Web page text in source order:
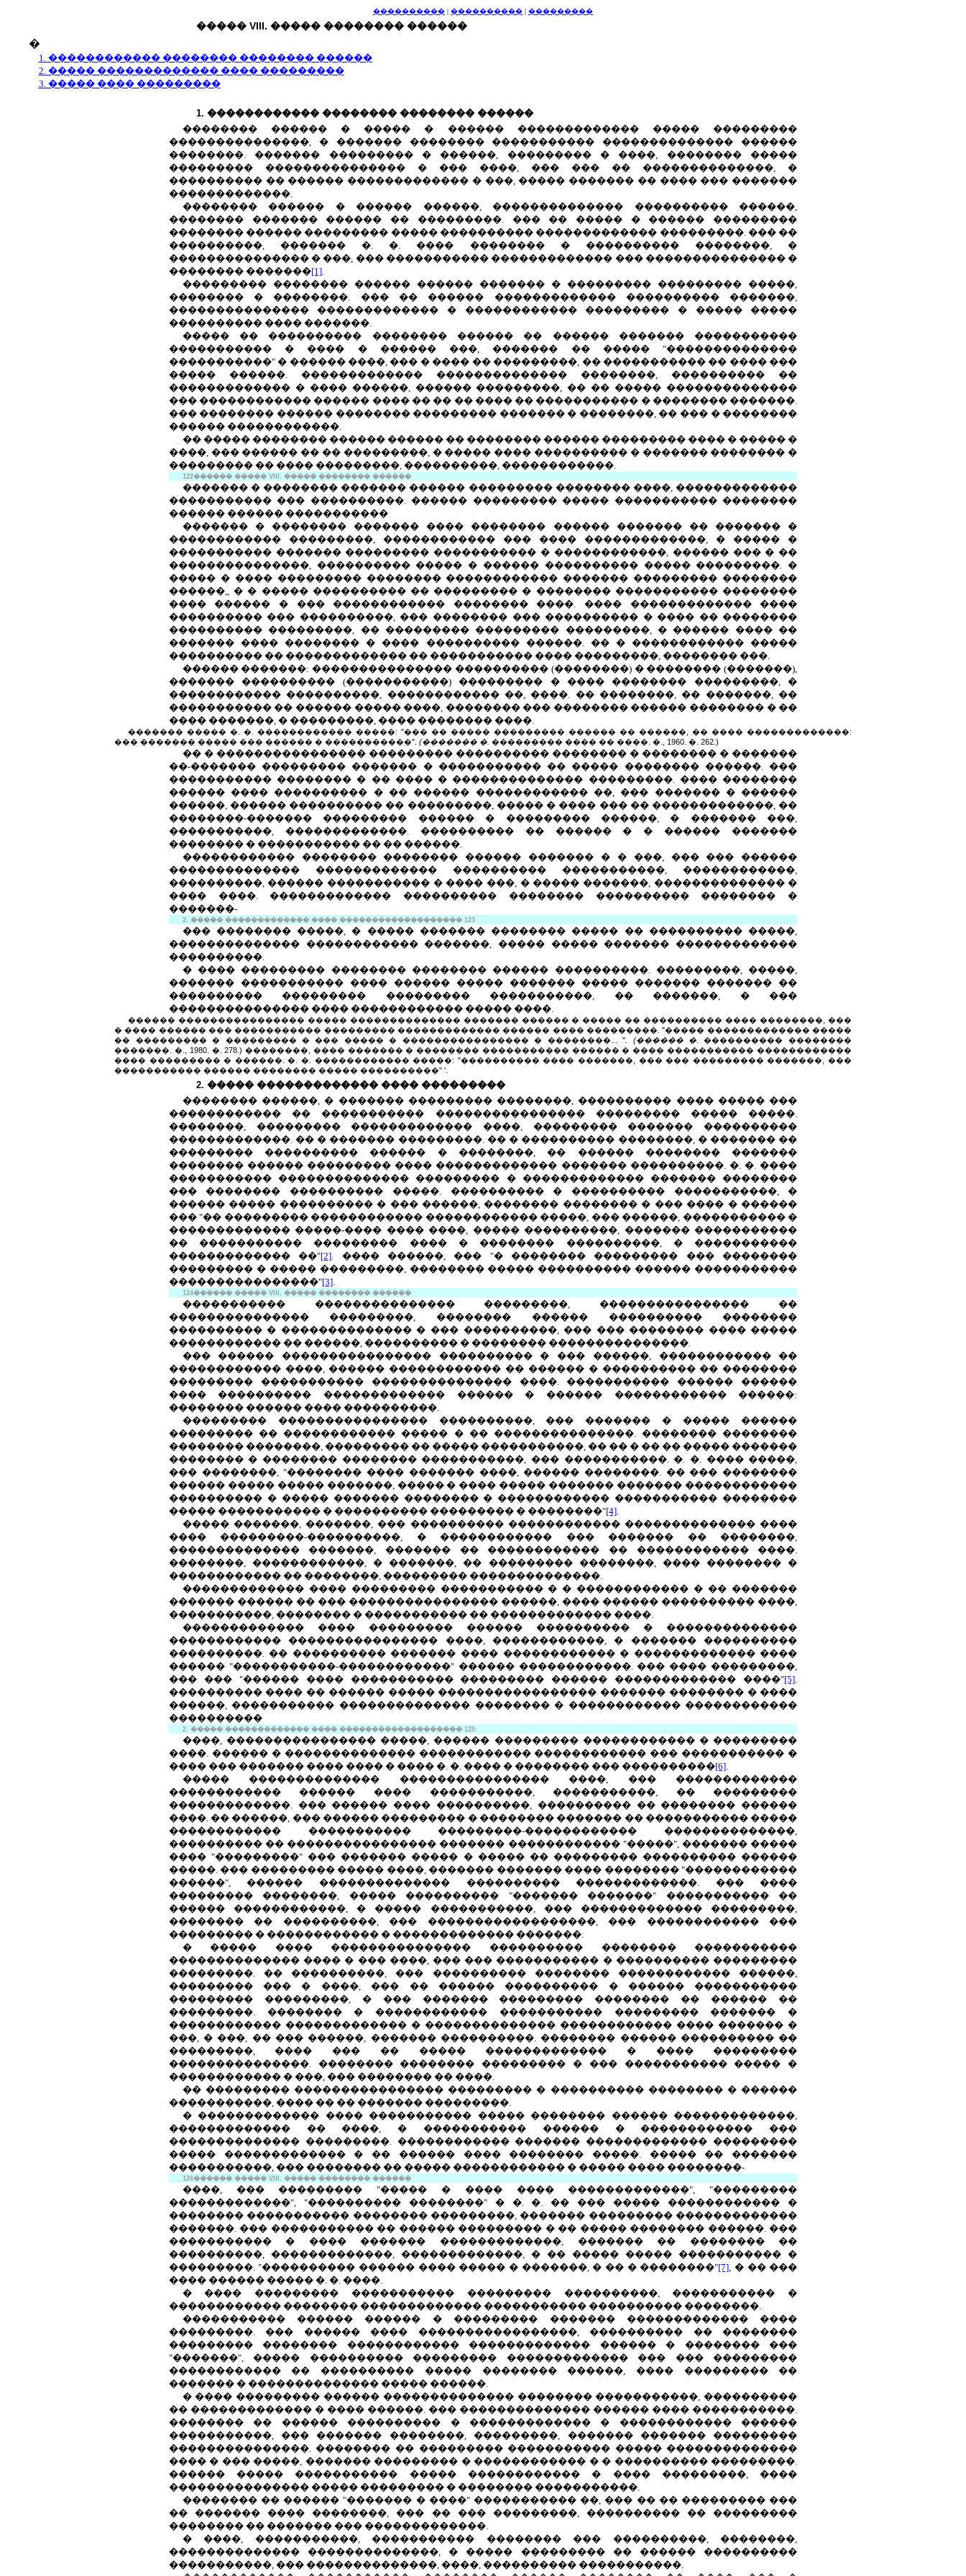
���������� | ���������� | ���������
����� VIII. ����� �������� ������
�
1. ������������ �������� �������� ������
2. ����� ������������� ���� ���������
3. ����� ���� ���������
1. ������������ �������� �������� ������
�������� ������ � ����� � ������ ������������� ����� ���������
���������������, � ������� �������� ����������� �������������� ������
��������. ������� ��������� � ������, ��������� � ����, �������� �����
��������� ��������������� � ��� ����, ��� ��� �� ��������������, �
���������� �� ������ ������������� � ���, ����� ������� �� ���� ��� �������
�������������.
�������� ������ � ������ ������, �������������� ���������� ������,
�������� ������� ������ �� ���������. ��� �� ����� � ������ ���������
�������� ������ ��������� ����� ���������� ������������� ���������. ��� ��
����������, ������� �. �. ���� �������� � ���������� ��������, �
��������������� � ���, ��� ����������� ������������� ��� ��������������� �
�������� �������[1].
��������� �������� ������ ������ ������� � ��������� ��������� �����,
�������� � ��������. ��� �� ������ ������������� ���������� �������,
��������������� ������������� � ������������ ��������� � ����� �����
���������� ���� �������.
����� �� ���������� �������� ������ �� ������ ������� �����������
����������� � ���� � ������ ���, ������� �� ����� "��������������
�����������" � ������ ����, ��� � ���� �� ���������, �� ����������� �� ���� ���
����� ������. ������������� �������������� ��������, ���������� ��
������������� � ���� ������, ������ ���������, �� �� ����� ��������������
��� ������������ ������ ���� �� �� �� ���� �� ����������� � �������� �������.
��� �������� ������ �������� ��������� ������� � ��������, �� ��� � ��������
������ ������������.
�� ����� �������� ������ ������ �� �������� ������ ��������� ���� � ����� �
����, ��� ������ �� �� ���������, � ����� ���� ���������� � ������� �������� �
��������� �� ���� ���������, ����������, ������������.
122������ ����� VIII . ����� �������� ������
������� � �������� ������� ������ ��������� �������� ����, �������������
����������� ��� ����������. ������ ��������� ����� ����������� ��������
������ ������ �����������
������� � �������� ������� ���� �������� ������ ������� �� ������� �
������������ ���������, ������������ ��� ���� �������������, � ����� �
����������� ������� ��������� ����������� � ������������, ������ ��� � ��
���������������, ���������� ����� � ������ ���������� ����� ���������. �
����� � ���� ��������� �������� ������������ ������� ��������� ��������
������,, � � ����� ���������� �� ��������� � �������� ����������� ��������
���� ������ � ��� ������������ �������� ����. ���� ������������� ����
���������� ��� ����������, ��� �������� ��� ���������� � ���� �� ��������
���������� ���������, �� ��������� ��������� ���������, � ������ ���� ��
������� ���� �������� � ���� ���������� ������. �� � ������������ �����
���������� �� ������������� �� ����������� ���� ���������, �������� ���.
������ �������: ��������������� ���������� (��������) � �������� (�������),
������� ���������� (�����������) ��������� � ���� �������� ���������, �
������������ ����������, ������������ ��, ����. �� ��������, �� �������, ��
����������� �� ������ ����� ����, �������� ��� �������� ������ �������� � ��
���� �������, � ���������, ���� �������� ����.
������� ����� �. �. ������������ �����: "��� �� ����� ��������� ������ �� ������, �� ���� �������������:
��� ������� ����� ��� ������ � �����������".(������� �.��������� ���� �� ����. �., 1960. �. 262.)
�� � ���������������� ��������� ���������� �������� � �������� � �������
��-������� ��������� ������� � ����������� �� ����� �������� ������. ���
����������� �������� � �� ���� � �������������� ���������. ���� ��������
������ ���� ���������� � �� ������ ������������ ��, ��� ������� � ������
������, ������ ���������� �� ���������, ����� � ���� ��� �� �������������, ��
��������-������� ��������� ������ � ��������� ������, � ������� ���,
�����������, �������������. ���������� �� ������ � � ������ �������
�������� � ����������� �� �� ������.
������������ �������� �������� ������ ������� � � ���, ��� ��� ������
�������������� ������������� ���������� �����������, ������������,
����������, ������ ����������� � ���� ���, � ����� �������, �������������� �
���� ����. ������������� ���������� �������� ���������� �������� �
�������-
2. ����� ������������� ���� ������������������� 123
��� �������� �����, � ����� ������� �������� ����� �� ���������� �����,
�������������� ������������ �������, ����� ����� ������� �������������
����������.
� ���� ��������� �������� �������� ������ ����������. ���������, �����,
������� ����������� ���� ������ ����� ������� ����� ������� ������� ��
���������� ��������� ��������� �����������, �� �������, � ���
��������������� ���� ������������ ����� ����.
������ ���������������� ����� �������������� ������� ������ � ����� �� ���������� ���� ��������, ���
� ���� ������ ��� ����������� ��������� ������������� ������ ���� ���������. "����� ������������� �����
�� ��������� � ��������� � ��� ����� � ���������������� � ��������... ". (������ �.���������� ��������
�������. �., 1980. �. 278.) ��������, ���� ������� � �������� ����������� ������ � ���� ����������� ������������
���� ��������� � ������. �. �. ������������ �����: "���������� ���� �������, ��� ��� ��������� �������, ���
����������� ������ �������� ����� ����������" '.
2. ����� ������������� ���� ���������
�������� ������, � ������� ��������� ��������, ���������� ���� ����� ���
������������ �� ����������� ���������������� ��������� ����� �����.
��������, ��������� ������������� ����, ��������� ������� ����������
�������������. �� � ������� ���������. �� � ���������� ��������, � ������� ��
��������� ���������� ������ � ��������, �� ������ �������� �������
�������� ������ ��������� ���� ������������� ������� ����������. �. �. ����
����������� �������������� ��������� � ������������� ������� ��������
��� �������� ���������� �����. ���������� � ���������� �����������, �
������ ����� ���������� � ��� ������, �������� �������� � ��� ���� � ������
��� "�� ��������� ������������ ������������ �����, ��� ������, ����������� �
������������� �����-���� ���� ����, ����� ����������, ������� �����������
�� ����������� ��������� ���� � �������� ����������, � �����������
������������� ��"[2]. ���� ������, ��� "� �������� ��������� ��� ��������
��������� � ����� ���������, �������� ����� ���������� ������ �����������
����������������"[3].
124������ ����� VIII . ����� �������� ������
����������� ��������������� ���������, ���������������� ��
��������������� ���������, �������� ������ ���������� ��������
���������� � �������������� � ��� ����������, ��� ��� �������� ���� �����
������������ �� ������, ���������� � �������� ���������������.
��� ������ ���������������� ���������� � ��� ������, ������������ ��
������������ ����, ������ ������������ �� ������ � ���������� �� ��������
��������� ����������� ��������������� ����. ����������� ������ ������
���� ���������� ������������� ������ � ������ ������������ ������:
�������� ������ ���� ����������.
��������� ���������������� ����������, ��� ������� � ����� ������
��������� �� ������������ ����� � �� ���������������. �������� ��������
�������� ��������, ��������� �� ����� �����������, �� �� � �� �� ����� �������
�������� � �������� �������� �����������, ��� �����������. �. �. ���� �����,
��� ��������, "�������� ���� ������� ����, ������ ��������. �� ��� ��������
������ ����� ����� �������, ����� � ���� ����� ������� ������� ������������
���������� � ����� ������� �������� � ������������ ����������� ��������
����� ����������� � ���������� ��������� � ��������"[4].
����� �������, �������, ��� ���������� ������������ �������������� ����
���� ���������-����������, � ������������ ��� ������� �� ��������,
�������������� �������, ������� �� ������������ �� ������������ ����.
��������, ������������, � �������, �� ��������� ��������, ���� �������� �
������������ �� ��������, ��������� ��������������.
������������� ���� ��������� ����������� � � ������������ � �� �������
������� ������ �� ��� ���������������� ������, ���� ������ ���������� ����,
�����������, �������� � ����������� �� ������������� ����.
������������� ���� ��������� ������ ���������� � ��������������
������������ ���������������� ����, ������������, � ������� ����������
����������. �� ���������� ������� ���� ������������ � ������������� ����
������ "�����������-������������" ������ ������������. ��� ���� ���������,
��� ��� "������ ���� ����������� ��������� ������ ������������� ����"[5].
���������� ���� �� ������ ����� ����������������� ������� �������� � ����
������, ����������� �������������� �������� � ������������ ������������
����������
2. ����� ������������� ���� ������������������� 125
����, ���������������� �����, ������ ��������� ������������ � ���������
����. ������ � �������������� ������������ ������������ ��� ����������� �
���� ��� ������� ���� ���� � ���� �. �. ���� � �������� ��� ����������[6].
����� �������������� ���������������� ����, ��� �������������
������������ ������ ���� �����������, �����������, �� ���������
�������������. ��� ������ ���� ����������, ���������� �� �������� ������
����. �� ������, ��� ������ ��������� � �������� ������� �� ����������� �����
������������ ����������� ���������-������������ ��������������,
���������� �� ���������������� ������� ������������ "�����", ������� �����
���� "���������" ��� ������� ����� � ����� �� ��������� ���������� ������
�����. ��� ��������� ����� ����, ������� ������� ���� �������� "������������
������", ������ �������������� ���������� �������������. ��� ����
��������� ��������, ����� ���������� "������� �������" ����������� ��
������ ������������, � ����� �����������, ��� ������������� ���������,
�������� �� ����������, ��� ������������������, ��� ������������ ���
��������� � ������������ � ������������� �������.
� ����� ���� ��������������� ���������� �������� �����������
�������������� ���� � ��� ����, ��� ��� ����������� � ���������� ���������
���������. �� ����������, ��� ���������� �������� ������������ ������,
��������� ��� � ����, ��� �� ������ ���������� � ������ �����������
��������� ���������, � ��� ������� ��������� �������� �� ������ ��
���������. �������� � ������������ ����������� ��������� ������� �
������������ ������������� � �������������� ������������ ���� ������� �
���, � ���, �� ��� ������, ������� ����������. �������� ������ ���������� ��
���������, ���� ��� �� ����� ������������� � ���� ���������
���������������. �������� �������� ��������� � ��� ����������� ����� �
������������ � ���, ��� �������� �� ����.
�� ��������� ���������������� ��������� � ���������� �������� � ������
�����������, ���� �� �� ������� ���������.
� ������������� ���� ����������� ����� �������� ������ �������������,
������������� �� ����, � ����������� ������ � ������������ ���
�������������� ���������. ������������ ������� ������������� ���������
����� ������������� � �� ������ ���� �������� �����. ����� �� �������
�����������, ��� �������� �� ����� ������������ � ����� ���� ��������-
126������ ����� VIII . ����� �������� ������
����, ��� ��������� "����� � ���� ���� �������������", "���������
�������������", "���������� ��������" � �. �. �� ��� ����� ������������ �
�������� ����������� �������� ���������, ������� ��������� �������������
�������. ��� ����������� �� ������ ��������� � �� ����� �������� ������. ���
����������� � ���� ������� �������������, ������� �� �������� ��
����������, �������������, �������������, � �� ����� ����� ����������� �
���������. "���������� ������ ���� ����� � �������, � �� � ��������"[7], � �� ���
���� ������ ����� �. �. ����.
� ���� ��������� ����������� ��������� ����������, ����������� �
������������ �������� ������������� ����������� ���������� ��������.
����������� ������ ������ � ��������� ������� ������������� ����
���������. ��� ������ ���� �����������������, ���������� �� ��������
��������� �������� ������������ ������������� ������ � �������� ���
"�������", ����� ���������� ��������� ������������� ��� ��� ���������
������������ �� ���������� ����� �������� ������, ���� ��������� ��
������� � �������������� ����� ������.
� ���� ��������� ������ �������������� �������� �����������, ����������
�� ������������� � ���� ������. ��� �������������� ������ ���� �����������.
�������� �� ������ ���������� � ������������� � ������������ ������
�����������, ��� ������� ��������, ���������, ������� ������� ���������
���������������. �������� �� ��������� ����������� ����� ��������������
���� � ��� �����, ������� ��������� � ������������ � � ���������� ���������.
������ ����� ����������� ����� ������������ � ���� ���������, ����
��������������� ����� ��������� � �������� �����������.
�������� �� ������ "������� � ����" ����������� ��, ��� �� �� ��������� ���
�� ������� ���� ��������, ��� �� ��� ���������, ���������� �� ���������
�������� �� ������� ��� �������������.
� ����, �����������, ����������� �������� ��� ����������, ��������,
�������������� ��������������, � ����� ��������� �� ������ ����������
�����������, ��� ��������������, ����, ���������� �����������.